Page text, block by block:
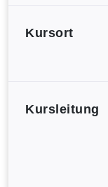
Kursort
Kursleitung